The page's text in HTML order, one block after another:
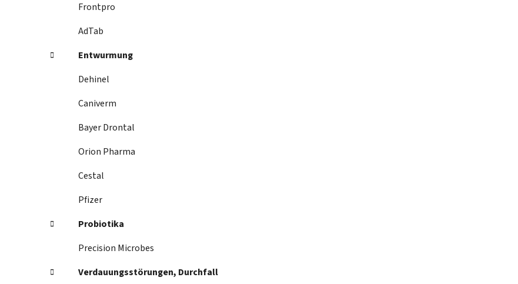
Frontpro
AdTab
Entwurmung
Dehinel
Caniverm
Bayer Drontal
Orion Pharma
Cestal
Pfizer
Probiotika
Precision Microbes
Verdauungsstörungen, Durchfall